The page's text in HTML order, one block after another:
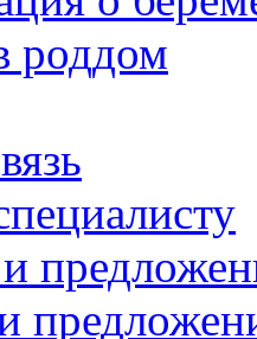
роддом